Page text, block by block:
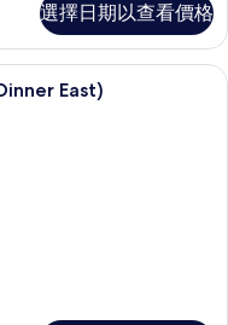
選擇日期以查看價格
East)